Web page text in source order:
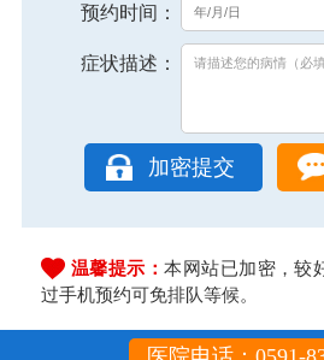
预约时间：
症状描述：
温馨提示：本网站已加密，较
过手机预约可免排队等候。